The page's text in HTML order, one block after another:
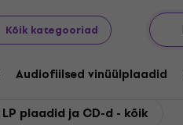
Kõik kategooriad
Audiofiilsed vinüülplaadid
LP plaadid ja CD-d - kõik